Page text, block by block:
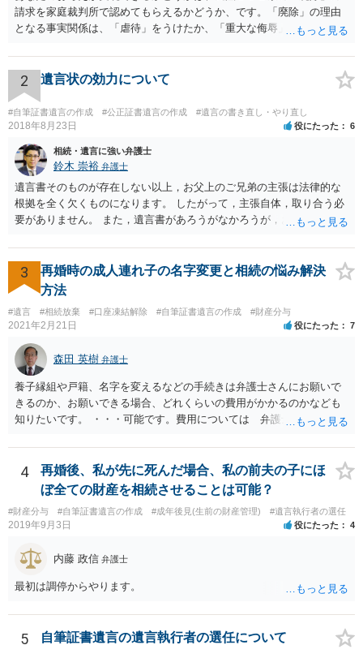
請求を家庭裁判所で認めてもらえるかどうか、です。「廃除」の理由
となる事実関係は、「虐待」をうけたか、「重大な侮辱」を受けた
「廃除」は遺言でも可能です（民法８９３条）。 弁護士に具体的な事
情を話して相談して、「廃除」が可能か、実際に法律相談を受けるこ
とをお勧めします。
2 遺言状の効力について
#自筆証書遺言の作成 #公正証書遺言の作成 #遺言の書き直し・やり直し
2018年8月23日 役にたった 6
相続・遺言に強い弁護士
鈴木 崇裕 弁護士
遺言書そのものが存在しない以上，お父上のご兄弟の主張は法律的な
根拠を全く欠くものになります。 したがって，主張自体，取り合う必
要がありません。 また，遺言書があろうがなかろうが，お父上のご兄
ご回答にもありますが， 代理人弁護士をたてて，その弁護士から相手
方に対して， ・相続に関する主張は法的根拠がなく，一切応じないこ
と ・今後一切の連絡をしてこないでほしいこと ・連絡を継続してくる
ようであれば警察への通報や法的措置も辞さないこと などを記載した
書面を発送してもらうことがよろしいように思います。
3
再婚時の成人連れ子の名字変更と相続の悩み解決
方法
#遺言 #相続放棄 #口座凍結解除 #自筆証書遺言の作成 #財産分与
2021年2月21日 役にたった 7
森田 英樹 弁護士
養子縁組や戸籍、名字を変えるなどの手続きは弁護士さんにお願いで
きるのか、お願いできる場合、どれくらいの費用がかかるのかなども
知りたいです。 ・・・可能です。費用については 弁護士と直接面談
ています。 やはり、成人した子のことまでごちゃごちゃ考えず、自分
の事だけ考えるべきなのでしょうか ・・・お子さんの事をまで含め良
い解決案があればお悩みになるのは当然と言えば当然のことです。 彼
と親子関係を結びたいと思っているが、名字は変えたくない・・・養
子縁組の必要があり 氏も変更することになります。 しかし 彼は成人
しているとは言え、自分の子と私の連れ子、全て平等にしたいと希
望。もちろん私もそうできればと思います。 ・・・婚姻前の契約 あ
るいは 遺言書などで その意思を実現する方法はあります。 弁護
士に相談してみてください。
4
再婚後、私が先に死んだ場合、私の前夫の子にほ
ぼ全ての財産を相続させることは可能？
#財産分与 #自筆証書遺言の作成 #成年後見(生前の財産管理) #遺言執行者の選任
2019年9月3日 役にたった 4
内藤 政信 弁護士
最初は調停からやります。
5 自筆証書遺言の遺言執行者の選任について